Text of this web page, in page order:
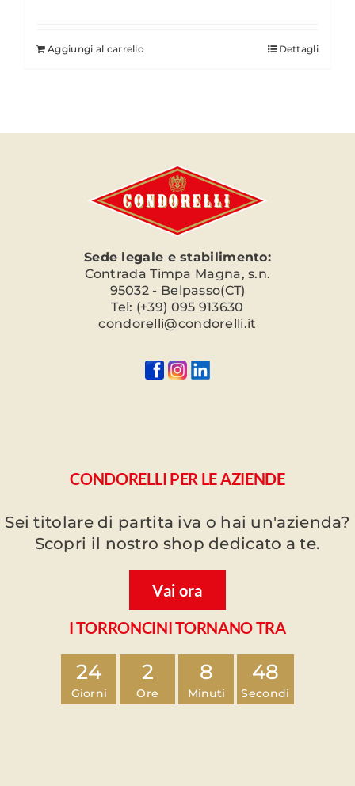
Aggiungi al carrello Dettagli
Sede legale e stabilimento:
Contrada Timpa Magna, s.n.
95032 - Belpasso(CT)
Tel: (+39) 095 913630
condorelli@condorelli.it
CONDORELLI PER LE AZIENDE
Sei titolare di partita iva o hai un'azienda?
Scopri il nostro shop dedicato a te.
Vai ora
I TORRONCINI TORNANO TRA
24
Giorni
2
Ore
8
Minuti
47
Secondi